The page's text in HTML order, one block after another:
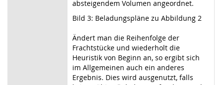
absteigendem Volumen angeordnet.
Bild 3: Beladungspläne zu Abbildung 2
Ändert man die Reihenfolge der
Frachtstücke und wiederholt die
Heuristik von Beginn an, so ergibt sich
im Allgemeinen auch ein anderes
Ergebnis. Dies wird ausgenutzt, falls